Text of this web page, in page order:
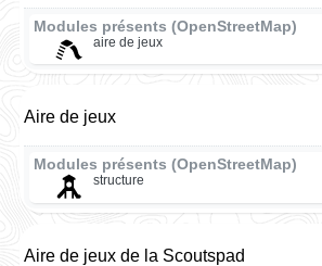
Modules présents (OpenStreetMap)
aire de jeux
Aire de jeux
Modules présents (OpenStreetMap)
structure
Aire de jeux de la Scoutspad